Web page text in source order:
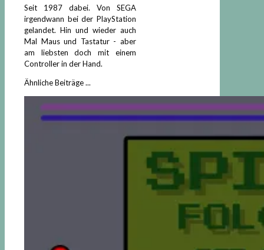
Seit 1987 dabei. Von SEGA
irgendwann bei der PlayStation
gelandet. Hin und wieder auch
Mal Maus und Tastatur - aber
am liebsten doch mit einem
Controller in der Hand.
Ähnliche Beiträge ...